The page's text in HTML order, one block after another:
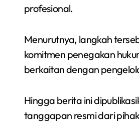
profesional.
Menurutnya, langkah
komitmen penegakan
berkaitan dengan
Hingga berita ini
tanggapan resmi dari